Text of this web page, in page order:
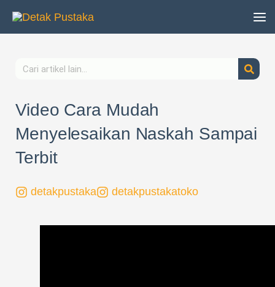
Lewati
Search
Video Cara Mudah
Menyelesaikan Naskah Sampai
Terbit
detakpustaka detakpustakatoko